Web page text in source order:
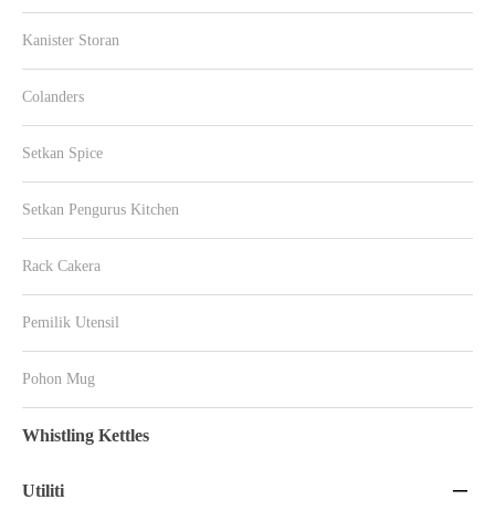
Kanister Storan
Colanders
Setkan Spice
Setkan Pengurus Kitchen
Rack Cakera
Pemilik Utensil
Pohon Mug
Whistling Kettles
Utiliti 